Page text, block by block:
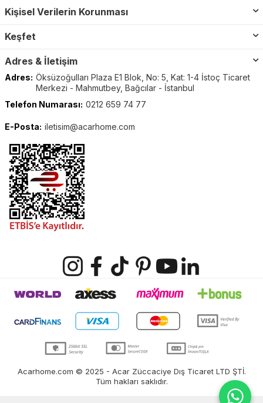
Kişisel Verilerin Korunması
Keşfet
Adres & İletişim
Adres: Öksüzoğulları Plaza E1 Blok, No: 5, Kat: 1-4 İstoç Ticaret
Merkezi - Mahmutbey, Bağcılar - İstanbul
Telefon Numarası: 0212 659 74 77
E-Posta: iletisim@acarhome.com
Acarhome.com © 2025 - Acar Züccaciye Dış Ticaret LTD ŞTİ.
Tüm hakları saklıdır.